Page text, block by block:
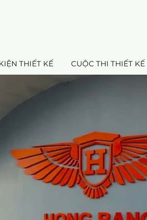
THIẾT KẾ CUỘC THI THIẾT KẾ